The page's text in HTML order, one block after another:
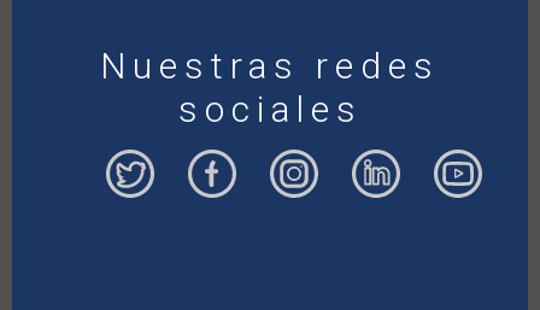
Nuestras redes
sociales